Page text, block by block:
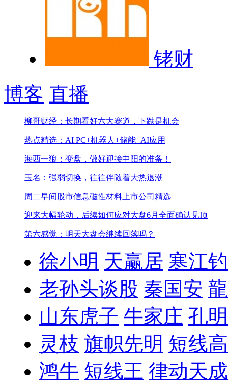
铑财
博客 直播
柳哥财经：长期看好六大赛道，下跌是机会
热点精选：AI PC+机器人+储能+AI应用
海西一狼：变盘，做好迎接中阳的准备！
玉名：强弱切换，往往伴随着大热退潮
周二早间股市信息磁性材料上市公司精选
迎来大幅轮动，后续如何应对大盘6月全面确认见顶
第六感觉：明天大盘会继续回落吗？
徐小明 天赢居 寒江
老孙头谈股 秦国安
山东虎子 牛家庄 孔
灵枝 旗帜先明 短线
鸿牛 短线王 律动天成